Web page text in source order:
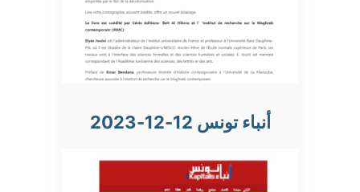
أنباء تونس 12-12-2023